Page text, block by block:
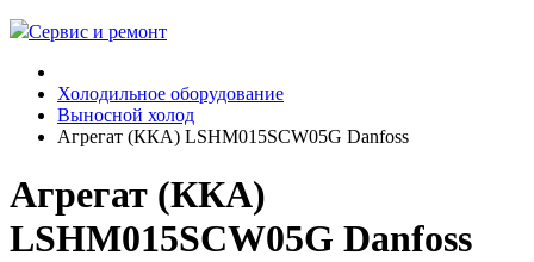
Сервис и ремонт
Холодильное оборудование
Выносной холод
Агрегат (ККА) LSHM015SCW05G Danfoss
Агрегат (ККА)
LSHM015SCW05G Danfoss